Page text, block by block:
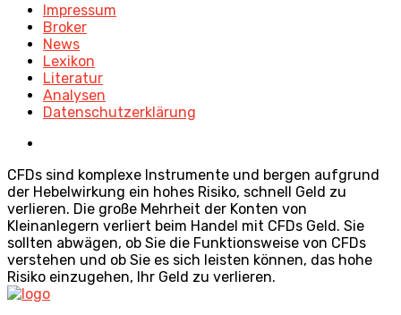
Impressum
Broker
News
Lexikon
Literatur
Analysen
Datenschutzerklärung
CFDs sind komplexe Instrumente und bergen aufgrund
der Hebelwirkung ein hohes Risiko, schnell Geld zu
verlieren. Die große Mehrheit der Konten von
Kleinanlegern verliert beim Handel mit CFDs Geld. Sie
sollten abwägen, ob Sie die Funktionsweise von CFDs
verstehen und ob Sie es sich leisten können, das hohe
Risiko einzugehen, Ihr Geld zu verlieren.